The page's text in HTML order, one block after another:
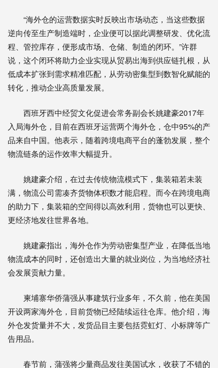
“海外仓的运营数据实时反映出市场动态，当这些数据
逆向传至生产制造端时，企业便可以据此调整研发、优化流
程、管控库存，便形成市场、仓储、制造的闭环。”许群
说，这个闭环将助力企业实现从贸易出海到供应链扎根，从
低成本扩张到需求精准匹配，从劳动密集型到数智化赋能的
转化，推动企业高质量发展。
西班牙西中经贸文化促进会常务副会长姚建豪2017年
入局海外仓，目前在西班牙运营两个海外仓，仓中95%的产
品来自中国。他表示，随着跨境电商平台的蓬勃发展，整个
物流链条的运作效率大幅提升。
姚建豪介绍，在过去传统物流模式下，集装箱若未装
满，物流公司需凑齐货物体积数才能启程。而今在跨境电商
的助力下，集装箱的空间得以高效利用，货物也可以更快、
更经济地发往世界各地。
姚建豪指出，海外仓作为劳动密集型产业，在降低当地
物流成本的同时，还创造出大量的就业岗位，为当地经济社
会发展贡献力量。
柬埔寨华侨蒲强从事建筑行业多年，不久前，他在美国
开设两家海外仓，目前货物已经陆续运往仓库。他介绍，海
外仓发货量并不大，发货品目主要包括霓虹灯、小标牌等广
告用品。
春节前，蒲强将少量商品发往美国试水，收获了不错的